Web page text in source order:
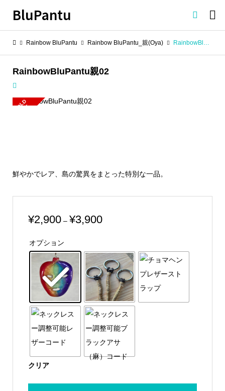
BluPantu 
Rainbow BluPantu Rainbow BluPantu_親(Oya) RainbowBluPantu親02
RainbowBluPantu親02
S
L
D
O
U
鮮やかでレア、島の驚異をまとった特別な一品。
¥2,900 – ¥3,900価
¥2,900
–
¥3,900
オプション
クリア